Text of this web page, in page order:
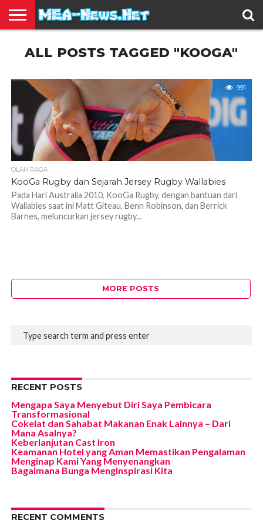
TERBARU
EDUKASI
HIBURAN
INSPIRASI
KESEHATAN
KULINER
OLAH
RAGA
OTOMOTIF
TRAVEL
JUAL
BELI
ALL POSTS TAGGED "KOOGA"
991
OLAH RAGA
KooGa Rugby dan Sejarah Jersey Rugby Wallabies
Pada Hari Australia 2010, KooGa Rugby, dengan bantuan dari
Wallabies saat ini Matt Giteau, Benn Robinson, dan Berrick
Barnes, meluncurkan jersey rugby...
MORE POSTS
RECENT POSTS
Mengapa Saya Menyebut Diri Saya Pembicara
Transformasional
Cokelat dan Sahabat Makanan Enak Lainnya – Dari
Mana Asalnya?
Keberlanjutan Cast Iron
Keamanan Hotel yang Aman Memastikan Pengalaman
Menginap Kami Yang Menyenangkan
Bagaimana Bunga Menginspirasi Kita
RECENT COMMENTS